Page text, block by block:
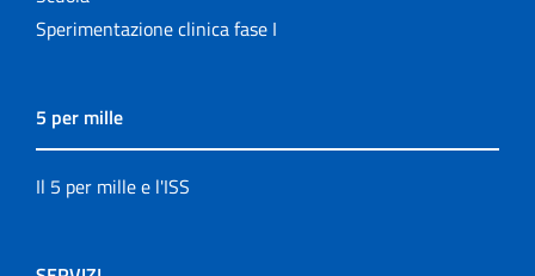
Sperimentazione clinica fase I
5 per mille
Il 5 per mille e l'ISS